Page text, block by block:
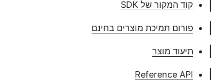
קוד המקור של SDK
פורום תמיכת מוצרים בחינם
תיעוד מוצר
Reference API